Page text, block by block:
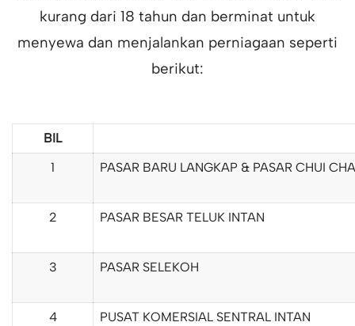
kurang dari 18 tahun dan berminat untuk
menyewa dan menjalankan perniagaan seperti
berikut:
BIL
1
PASAR BARU LANGKAP & PASAR CHUI
2 PASAR BESAR TELUK INTAN
3 PASAR SELEKOH
4 PUSAT KOMERSIAL SENTRAL INTAN